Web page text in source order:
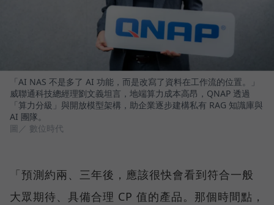
「AI NAS 不是多了 AI 功能，而是改寫了資料在工作流的位置。」
威聯通科技總經理劉文義坦言，地端算力成本高昂，QNAP 透過
「算力分級」與開放模型架構，助企業逐步建構私有 RAG 知識庫與
AI 團隊。
圖／ 數位時代
「預測約兩、三年後，應該很快會看到符合一般
大眾期待、具備合理 CP 值的產品。那個時間點，